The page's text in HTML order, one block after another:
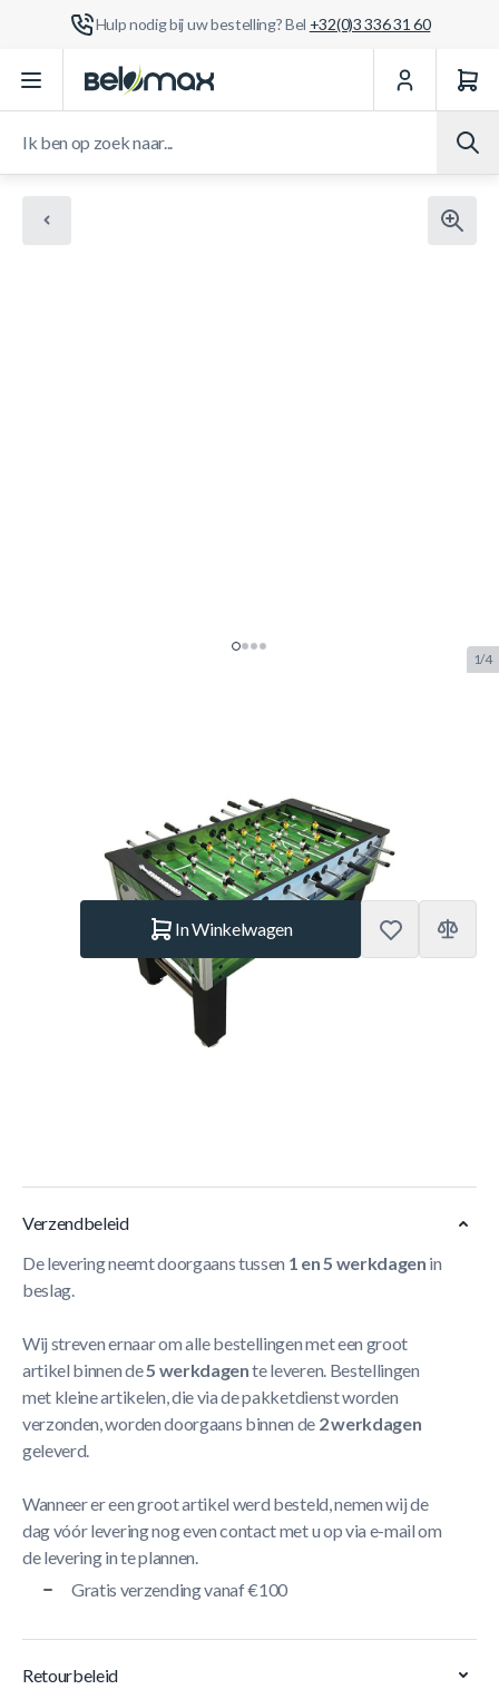
Hulp nodig bij uw bestelling? Bel +32(0)3 336 31 60
Ga naar de inhoud
1/4
Merk:TopTable
€ 319,85 Op voorraad
In Winkelwagen
Verzendbeleid
De levering neemt doorgaans tussen 1 en 5 werkdagen in
beslag.
Wij streven ernaar om alle bestellingen met een groot
artikel binnen de5 werkdagente leveren. Bestellingen
met kleine artikelen, die via de pakketdienst worden
verzonden, worden doorgaans binnen de 2 werkdagen
geleverd.
Wanneer er een groot artikel werd besteld, nemen wij de
dag vóór levering nog even contact met u op via e-mail om
de levering in te plannen.
Gratis verzending vanaf €100
Retourbeleid